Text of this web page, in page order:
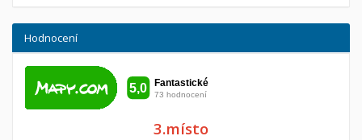
Hodnocení
3.místo